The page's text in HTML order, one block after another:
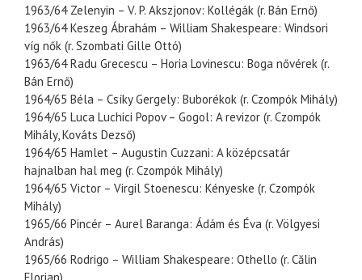
1963/64 Zelenyin – V. P. Akszjonov: Kollégák (r. Bán Ernő)
1963/64 Keszeg Ábrahám – William Shakespeare: Windsori
víg nők (r. Szombati Gille Ottó)
1963/64 Radu Grecescu – Horia Lovinescu: Boga nővérek (r.
Bán Ernő)
1964/65 Béla – Csíky Gergely: Buborékok (r. Czompók Mihály)
1964/65 Luca Luchici Popov – Gogol: A revizor (r. Czompók
Mihály, Kováts Dezső)
1964/65 Hamlet – Augustin Cuzzani: A középcsatár
hajnalban hal meg (r. Czompók Mihály)
1964/65 Victor – Virgil Stoenescu: Kényeske (r. Czompók
Mihály)
1965/66 Pincér – Aurel Baranga: Ádám és Éva (r. Völgyesi
András)
1965/66 Rodrigo – William Shakespeare: Othello (r. Călin